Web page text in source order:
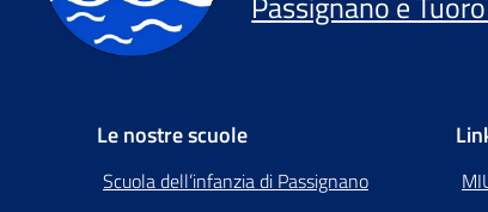
Le nostre scuole
Scuola dell’infanzia di Passignano